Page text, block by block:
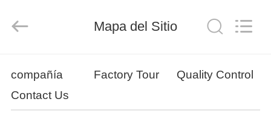
PRODUCTOS
Formwork
System
Mapa del Sitio
compañía Factory Tour
Quality Control
Contact Us